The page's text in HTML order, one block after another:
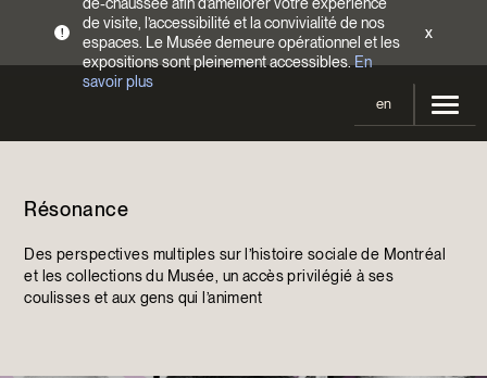
!
de visite, l’accessibilité et la convivialité de nos
espaces. Le Musée demeure opérationnel et les
expositions sont pleinement accessibles.En
savoir plus
x
en
Tarifs
Accès
En cours et à venir
Expositions passées
Activités
Calendrier
Résonance
Des perspectives multiples sur l’histoire sociale de Montréal
et les collections du Musée, un accès privilégié à ses
coulisses et aux gens qui l’animent